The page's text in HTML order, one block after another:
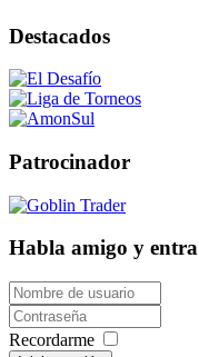
Destacados
Patrocinador
Habla amigo y entra
Recordarme